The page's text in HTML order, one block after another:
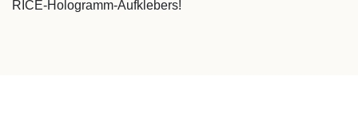
RICE-Hologramm-Aufklebers!